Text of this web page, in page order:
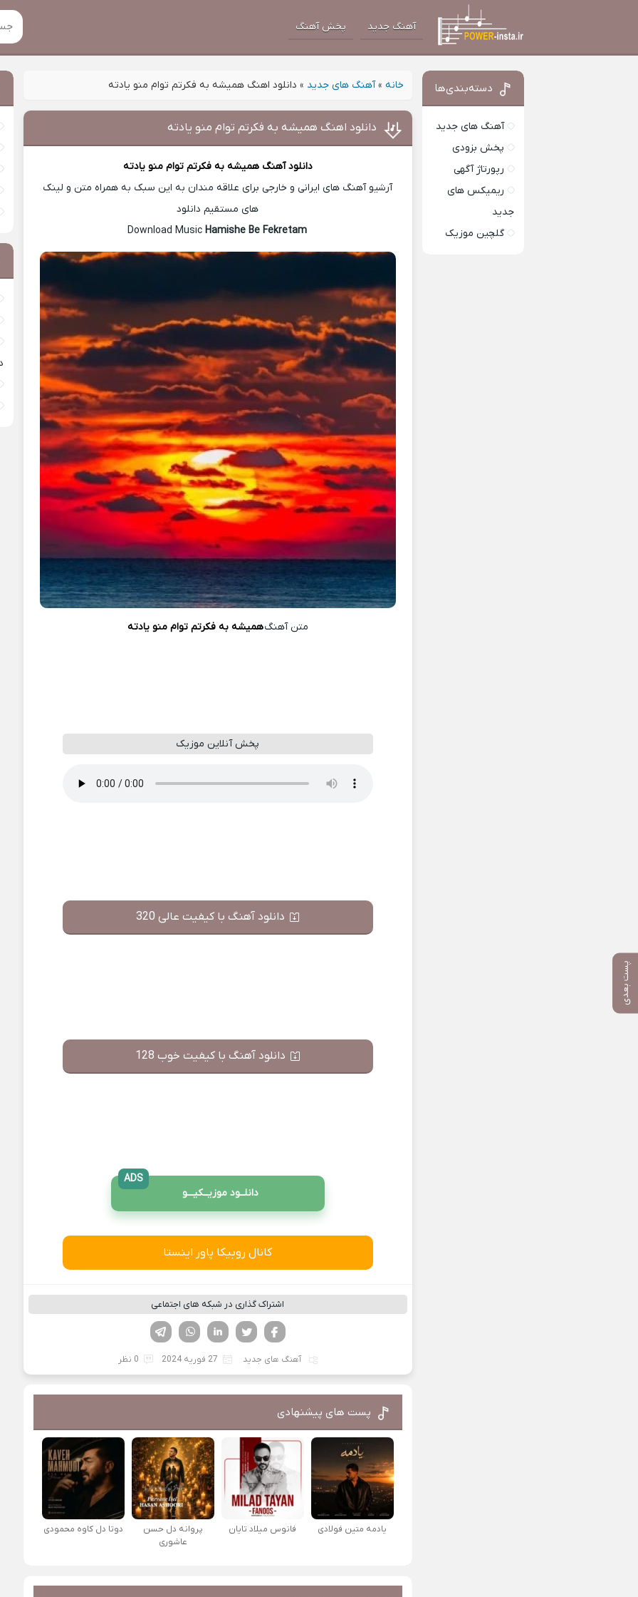
آهنگ جدید پخش آهنگ
خانه »آهنگ های جدید » دانلود اهنگ همیشه به فکرتم توام منو یادته
پست بعدی
دانلود اهنگ همیشه به فکرتم توام منو یادته
دانلود آهنگ همیشه به فکرتم توام منو یادته
آرشیو آهنگ های ایرانی و خارجی برای علاقه مندان به این سبک به همراه متن و لینک
های مستقیم دانلود
Hamishe Be Fekretam
متن آهنگهمیشه به فکرتم توام منو یادته
پخش آنلاین موزیک
دانلود آهنگ با کیفیت عالی 320
دانلود آهنگ با کیفیت خوب 128
دانلــود موزیــکیـــو
ADS
کانال روبیکا پاور اینستا
اشتراک گذاری در شبکه های اجتماعی
لینکدین تویتر
فیسوک
آهنگ های جدید 27 فوریه 2024 0 نظر
پست های پیشنهادی
یادمه متین فولادی فانوس میلاد تایان
پروانه دل حسن
عاشوری
دوتا دل کاوه محمودی
دسته‌بندی‌ها
آهنگ های جدید
پخش بزودی
رپورتاژ آگهی
ریمیکس های
جدید
گلچین موزیک